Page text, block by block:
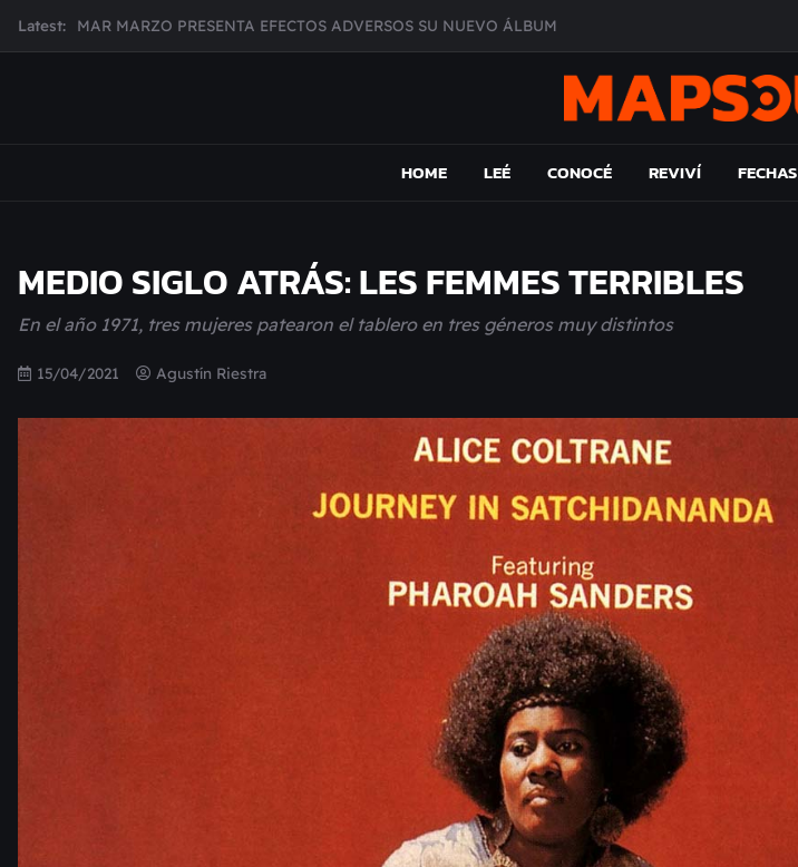
Latest:
MAR MARZO PRESENTA EFECTOS ADVERSOS SU NUEVO ÁLBUM
Broke Carrey se prepara para salir de gira en HIJO DEL PAÍS: EL ENSAYO
MUJER CEBRA PRESENTA INHIBIDOR, UNA FOTOGRAFÍA DE ÉPOCA EN FORMA DE DISCO
HOME LEÉ CONOCÉ REVIVÍ FECHAS
MEDIO SIGLO ATRÁS: LES FEMMES TERRIBLES
En el año 1971, tres mujeres patearon el tablero en tres géneros muy distintos
15/04/2021 Agustín Riestra